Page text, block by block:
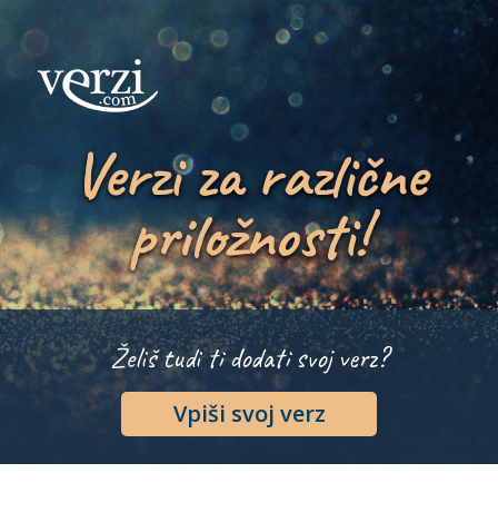
Verzi za različne
priložnosti!
Želiš tudi ti dodati svoj verz?
Vpiši svoj verz